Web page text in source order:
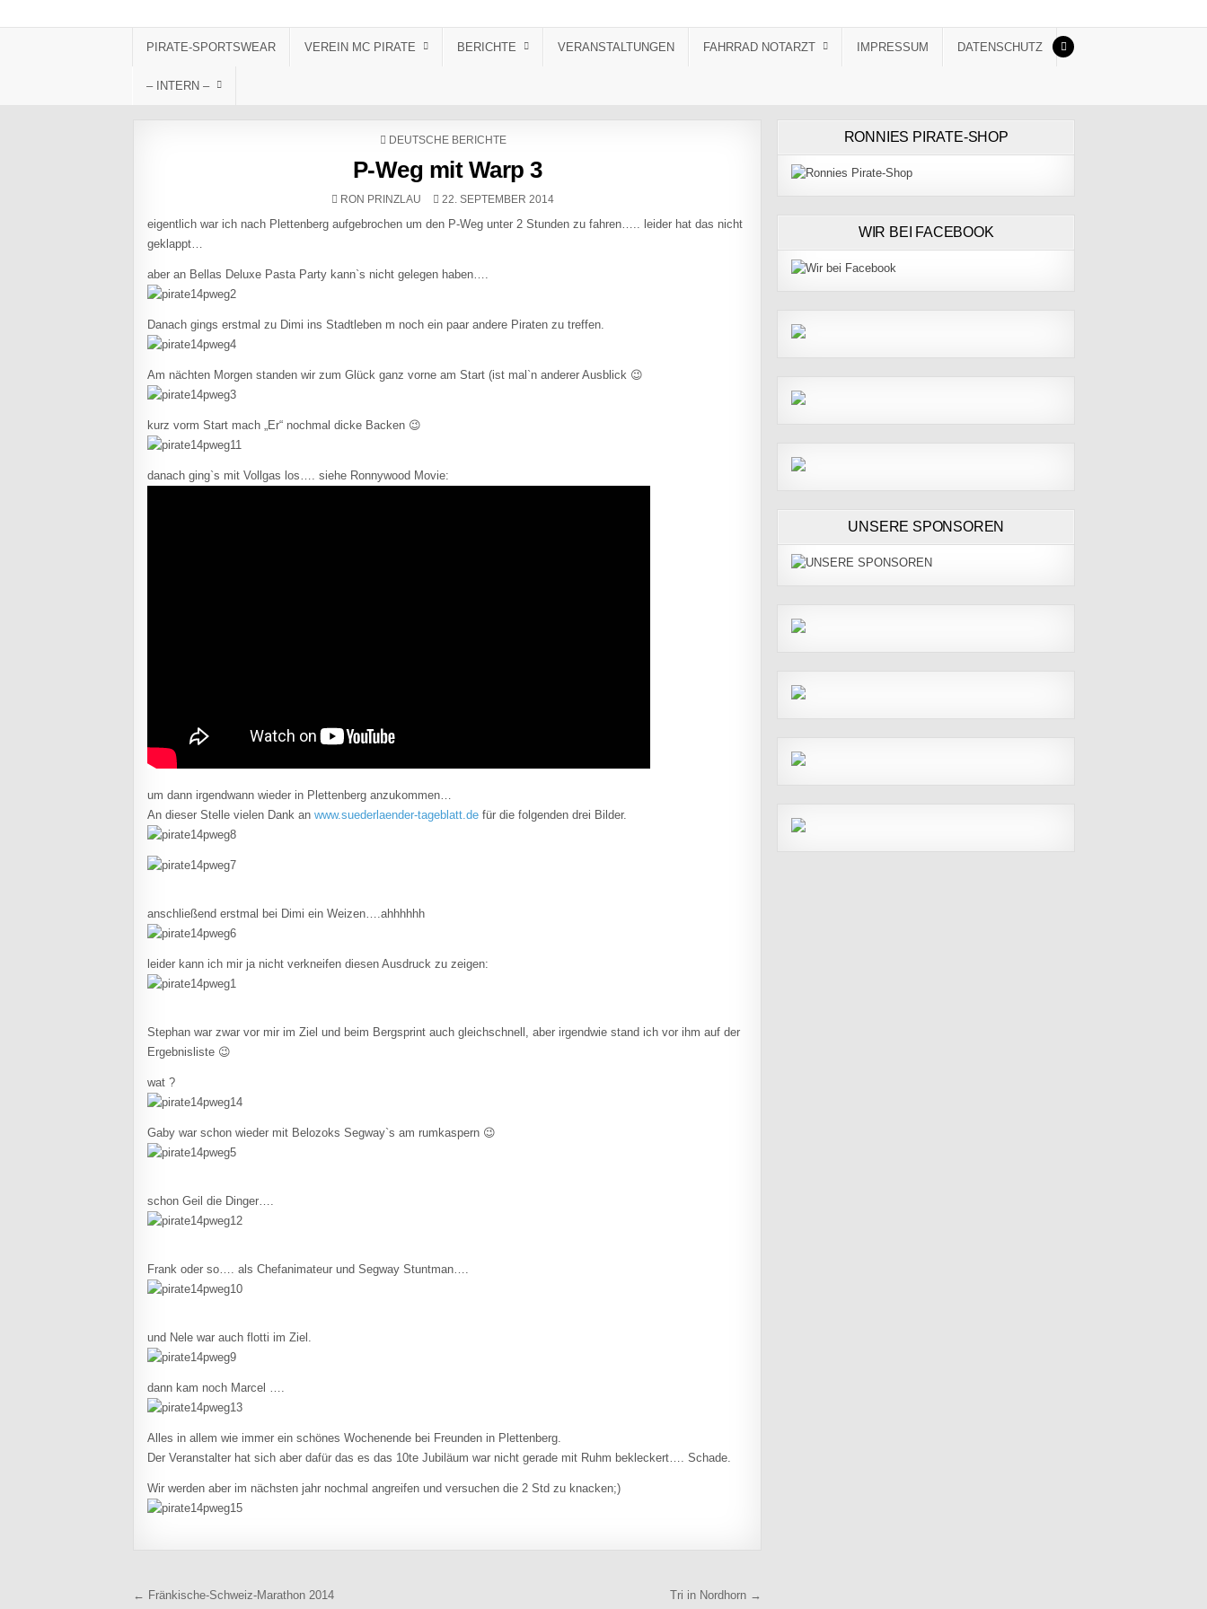
PIRATE-SPORTSWEAR VEREIN MC PIRATE BERICHTE VERANSTALTUNGEN FAHRRAD NOTARZT IMPRESSUM DATENSCHUTZ
– INTERN –
POSTED IN
DEUTSCHE BERICHTE
P-Weg mit Warp 3
AUTHOR:
RON PRINZLAU PUBLISHED DATE:
22. SEPTEMBER 2014
eigentlich war ich nach Plettenberg aufgebrochen um den P-Weg unter 2 Stunden zu fahren….. leider hat das nicht
geklappt…
aber an Bellas Deluxe Pasta Party kann`s nicht gelegen haben….
Danach gings erstmal zu Dimi ins Stadtleben m noch ein paar andere Piraten zu treffen.
Am nächten Morgen standen wir zum Glück ganz vorne am Start (ist mal`n anderer Ausblick 😉
kurz vorm Start mach „Er“ nochmal dicke Backen 😉
danach ging`s mit Vollgas los…. siehe Ronnywood Movie:
um dann irgendwann wieder in Plettenberg anzukommen…
An dieser Stelle vielen Dank anwww.suederlaender-tageblatt.de für die folgenden drei Bilder.
anschließend erstmal bei Dimi ein Weizen….ahhhhhh
leider kann ich mir ja nicht verkneifen diesen Ausdruck zu zeigen:
Stephan war zwar vor mir im Ziel und beim Bergsprint auch gleichschnell, aber irgendwie stand ich vor ihm auf der
Ergebnisliste 😉
wat ?
Gaby war schon wieder mit Belozoks Segway`s am rumkaspern 😉
schon Geil die Dinger….
Frank oder so…. als Chefanimateur und Segway Stuntman….
und Nele war auch flotti im Ziel.
dann kam noch Marcel ….
Alles in allem wie immer ein schönes Wochenende bei Freunden in Plettenberg.
Der Veranstalter hat sich aber dafür das es das 10te Jubiläum war nicht gerade mit Ruhm bekleckert…. Schade.
Wir werden aber im nächsten jahr nochmal angreifen und versuchen die 2 Std zu knacken;)
Beitragsnavigation
← Fränkische-Schweiz-Marathon 2014 Tri in Nordhorn →
RONNIES PIRATE-SHOP
WIR BEI FACEBOOK
UNSERE SPONSOREN